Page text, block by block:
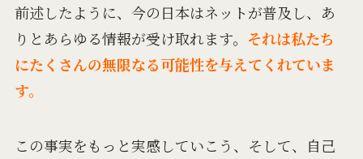
前述したように、 今の日本はネットが普及し、 あ
りとあらゆる情報が受け取れます。 それは私たち
にたくさんの無限なる可能性を与えてくれていま
す。
この事実をもっと実感していこう、 そして、自己